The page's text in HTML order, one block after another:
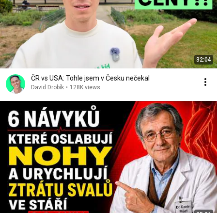
32:04
ČR vs USA: Tohle jsem v Česku nečekal
David Drobík • 128K views